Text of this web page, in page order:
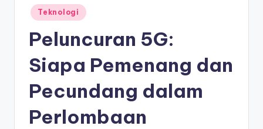
Posted
in
Teknologi
Peluncuran 5G:
Siapa Pemenang dan
Pecundang dalam
Perlombaan